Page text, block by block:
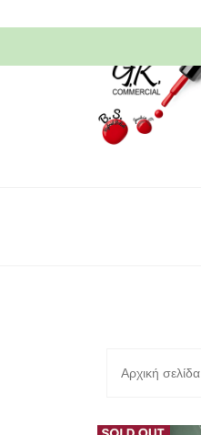
to
Αρχική σελίδα